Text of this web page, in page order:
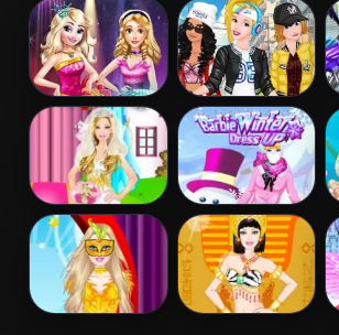
Barbie Love
Dress Up
Draculaura
Princess Dress
Up
Disney Princess
Fashion Prom
Princesses
Sporty & Funky
Day
Barbie Bride
Dress Up
Barbie Winter
Dress Up